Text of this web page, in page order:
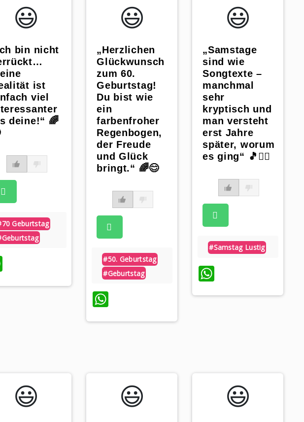
😃️
bin nicht
ist
viel
deine!“ 🌈
Geburtstag
WhatsApp
😃️
„Herzlichen
Glückwunsch
zum 60.
Geburtstag!
Du bist wie
ein
farbenfroher
Regenbogen,
der Freude
und Glück
bringt.“ 🌈😊
#50. Geburtstag
#geburtstag
WhatsApp
😃️
„Samstage
sind wie
Songtexte –
manchmal
sehr
kryptisch und
man versteht
erst Jahre
später, worum
es ging“ 🎵🕵️‍♂️
#samstag Lustig
WhatsApp
😃️ 😃️ 😃️